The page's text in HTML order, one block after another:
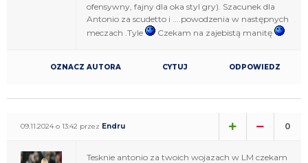
ofensywny, fajny dla oka styl gry). Szacunek dla
Antonio za scudetto i ....powodzenia w następnych
meczach .Tyle
Czekam na zajebistą manitę
OZNACZ AUTORA CYTUJ ODPOWIEDZ
09.11.2024 o 13:42 przez Endru 0
Tesknie antonio za twoich wojazach w LM czekam